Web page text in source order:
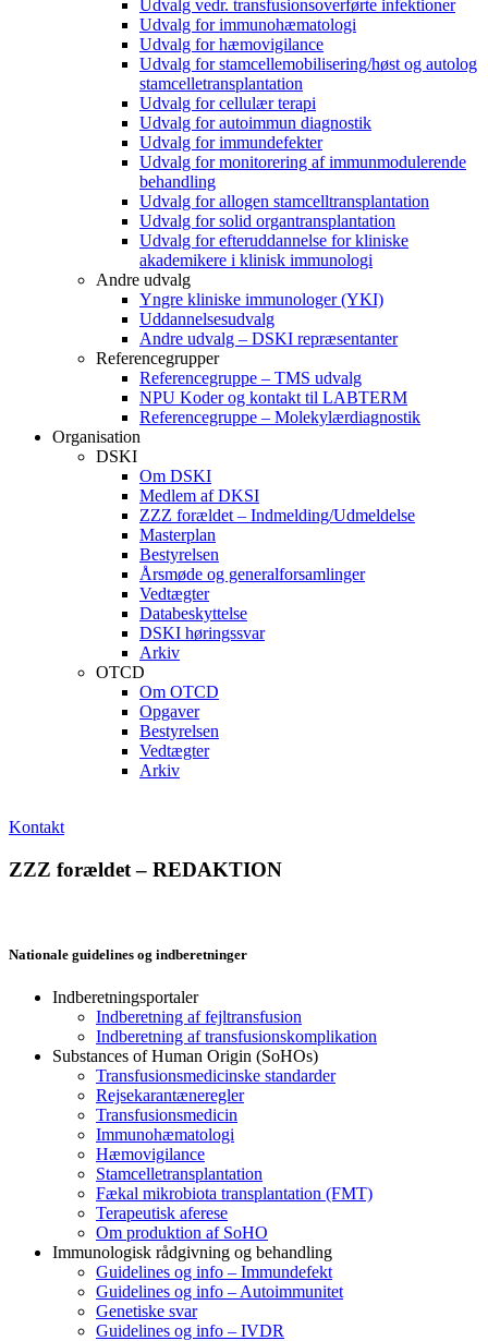
Udvalg vedr. transfusionsoverførte infektioner
Udvalg for immunohæmatologi
Udvalg for hæmovigilance
Udvalg for stamcellemobilisering/høst og autolog
stamcelletransplantation
Udvalg for cellulær terapi
Udvalg for autoimmun diagnostik
Udvalg for immundefekter
Udvalg for monitorering af immunmodulerende
behandling
Udvalg for allogen stamcelltransplantation
Udvalg for solid organtransplantation
Udvalg for efteruddannelse for kliniske
akademikere i klinisk immunologi
Andre udvalg
Yngre kliniske immunologer (YKI)
Uddannelsesudvalg
Andre udvalg – DSKI repræsentanter
Referencegrupper
Referencegruppe – TMS udvalg
NPU Koder og kontakt til LABTERM
Referencegruppe – Molekylærdiagnostik
Organisation
DSKI
Om DSKI
Medlem af DKSI
ZZZ forældet – Indmelding/Udmeldelse
Masterplan
Bestyrelsen
Årsmøde og generalforsamlinger
Vedtægter
Databeskyttelse
DSKI høringssvar
Arkiv
OTCD
Om OTCD
Opgaver
Bestyrelsen
Vedtægter
Arkiv
Kontakt
ZZZ forældet – REDAKTION
Nationale guidelines og indberetninger
Indberetningsportaler
Indberetning af fejltransfusion
Indberetning af transfusionskomplikation
Substances of Human Origin (SoHOs)
Transfusionsmedicinske standarder
Rejsekarantæneregler
Transfusionsmedicin
Immunohæmatologi
Hæmovigilance
Stamcelletransplantation
Fækal mikrobiota transplantation (FMT)
Terapeutisk aferese
Om produktion af SoHO
Immunologisk rådgivning og behandling
Guidelines og info – Immundefekt
Guidelines og info – Autoimmunitet
Genetiske svar
Guidelines og info – IVDR